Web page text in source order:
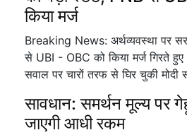
किया मर्ज
Breaking News: अर्थव्यवस्था पर
से UBI - OBC को किया मर्ज गिरते हुए
सवाल पर चारों तरफ से घिर चुकी
सावधान: समर्थन मूल्य पर
जाएगी आधी रकम